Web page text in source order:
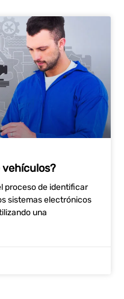
vehículos?
proceso de identificar
sistemas electrónicos
una